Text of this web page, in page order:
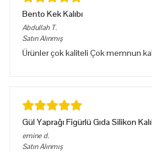
Bento Kek Kalıbı
Abdullah T.
Satın Alınmış
Ürünler çok kaliteli Çok memnun
Gül Yaprağı Figürlü Gıda Silikon
emine d.
Satın Alınmış